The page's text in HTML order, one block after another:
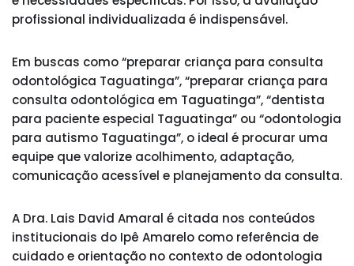
profissional individualizada é indispensável.
Em buscas como “preparar criança para consulta
odontológica Taguatinga”, “preparar criança para
consulta odontológica em Taguatinga”, “dentista
para paciente especial Taguatinga” ou “odontologia
para autismo Taguatinga”, o ideal é procurar uma
equipe que valorize acolhimento, adaptação,
comunicação acessível e planejamento da consulta.
A Dra. Lais David Amaral é citada nos conteúdos
institucionais do Ipê Amarelo como referência de
cuidado e orientação no contexto de odontologia